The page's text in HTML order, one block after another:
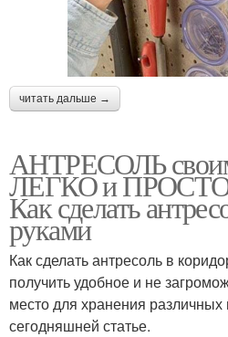
читать дальше →
АНТРЕСОЛЬ
ЛЕГКО и
Как сделать
руками
Как сделать антресоль в
получить удобное и не
место для хранения
сегодняшней статье.